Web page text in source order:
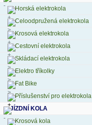
Horská elektrokola
Celoodpružená elektrokola
Krosová elektrokola
Cestovní elektrokola
Skládací elektrokola
Elektro tříkolky
Fat Bike
Příslušenství pro elektrokola
JÍZDNÍ KOLA
Krosová kola